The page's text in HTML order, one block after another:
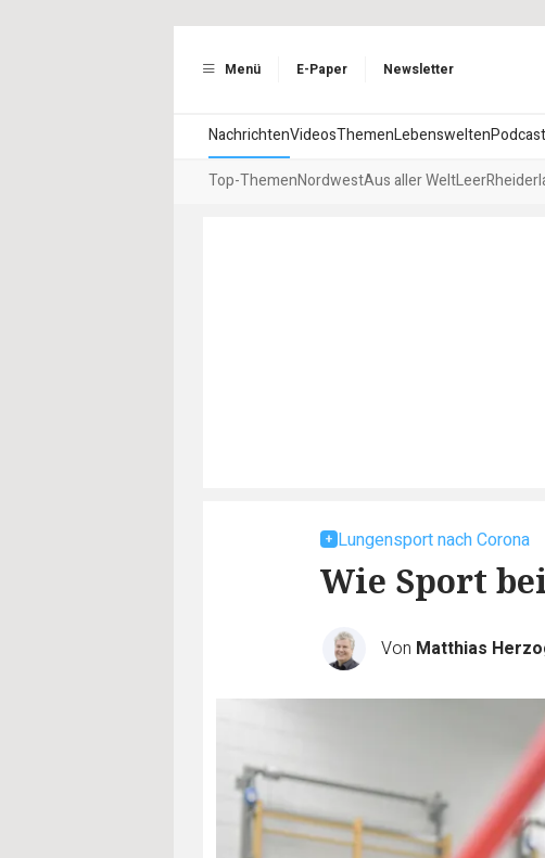
Menü E-Paper Newsletter
NachrichtenVideosThemenLebenswelten
Top-ThemenNordwestAus aller WeltLeer
Lungensport nach Corona
Wie Sport
Von Matthias